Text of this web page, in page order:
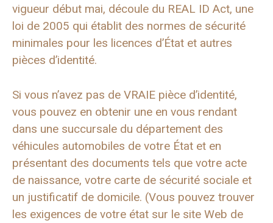
vigueur début mai, découle du REAL ID Act, une
loi de 2005 qui établit des normes de sécurité
minimales pour les licences d’État et autres
pièces d’identité.
Si vous n’avez pas de VRAIE pièce d’identité,
vous pouvez en obtenir une en vous rendant
dans une succursale du département des
véhicules automobiles de votre État et en
présentant des documents tels que votre acte
de naissance, votre carte de sécurité sociale et
un justificatif de domicile. (Vous pouvez trouver
les exigences de votre état sur le site Web de